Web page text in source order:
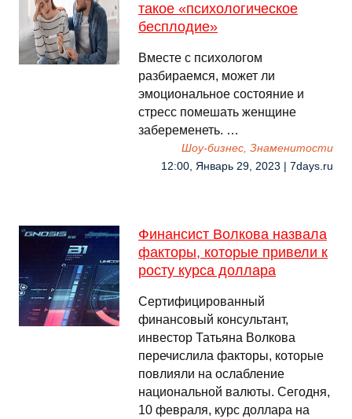
такое «психологическое
бесплодие»
Вместе с психологом
разбираемся, может ли
эмоциональное состояние и
стресс помешать женщине
забеременеть. …
Шоу-бизнес, Знаменитости
12:00, Январь 29, 2023 | 7days.ru
Финансист Волкова назвала
факторы, которые привели к
росту курса доллара
Сертифицированный
финансовый консультант,
инвестор Татьяна Волкова
перечислила факторы, которые
повлияли на ослабление
национальной валюты. Сегодня,
10 февраля, курс доллара на